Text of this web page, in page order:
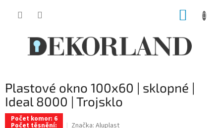
Plastové okno 100x60 | sklopné |
Ideal 8000 | Trojsklo
Počet komor: 6
Počet těsnění: Značka: Aluplast